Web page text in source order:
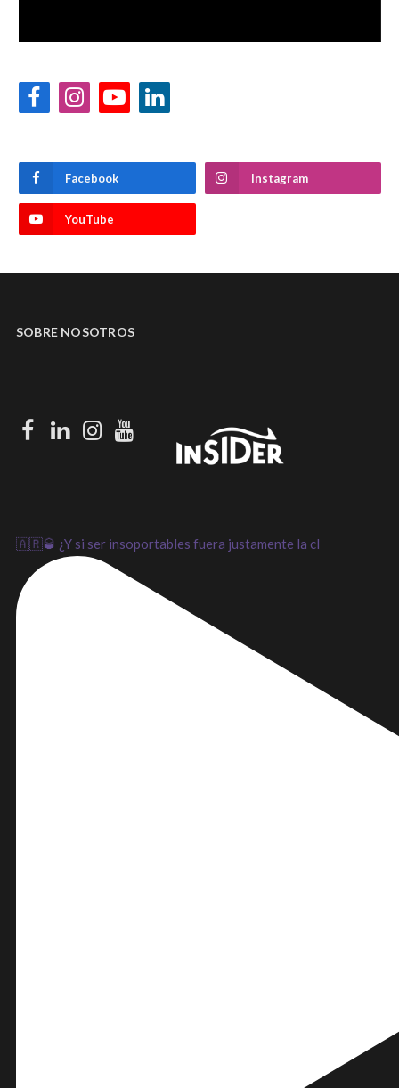
FacebookInstagramYouTubeLinkedIn
Facebook Instagram
YouTube
SOBRE NOSOTROS
Facebook
LinkedIn
Instagram
Youtube
🇦🇷🥃 ¿Y si ser insoportables fuera justamente la cl